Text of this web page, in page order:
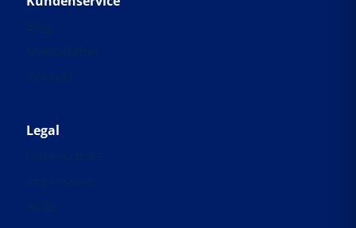
Blog
Mediadaten
Kontakt
Legal
Datenschutz
Impressum
AGBs